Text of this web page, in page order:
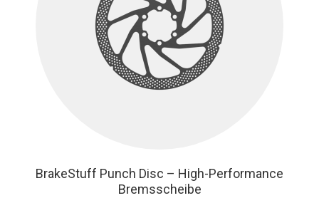
BrakeStuff Punch Disc – High-Performance
Bremsscheibe